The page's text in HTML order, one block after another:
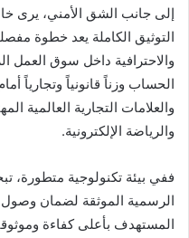
إلى جانب الشق الأمني، يرى
التوثيق الكاملة يعد خطوة
والاحترافية داخل سوق العمل
الحساب وزناً قانونياً وتجارياً
والعلامات التجارية العالمية
والرياضة الإلكترونية.
ففي بيئة تكنولوجية متطورة،
الرسمية الموثقة لضمان وصول
المستهدف بأعلى كفاءة